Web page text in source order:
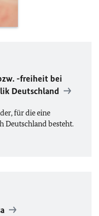
-freiheit bei
Deutschland
für die eine
Deutschland besteht.